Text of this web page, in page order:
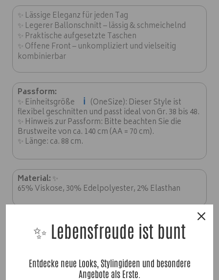
✨ Lässige Eleganz für jeden Tag
✨ Legerer Ballonschnitt – lässig & schmeichelnd
✨ Praktische aufgesetzte Taschen
✨ Offene Front – unkompliziert und vielseitig
kombinierbar
Passform:
✨ Einheitsgröße ℹ️ (OneSize): Dieser Style ist
flexibel geschnitten und passt ideal von Gr. 38 bis 48.
✨ Hinweis zur Passform: Bitte beachten Sie die
Brustweite von ca. 140 cm (AA = 70 cm).
✨ Länge: ca. 88 cm.
Material:✨
65% Viskose, 30% Edelpolyester, 2% Elasthan
✨ Lebensfreude ist bunt
Entdecke neue Looks, Stylingideen und besondere
Angebote als Erste.